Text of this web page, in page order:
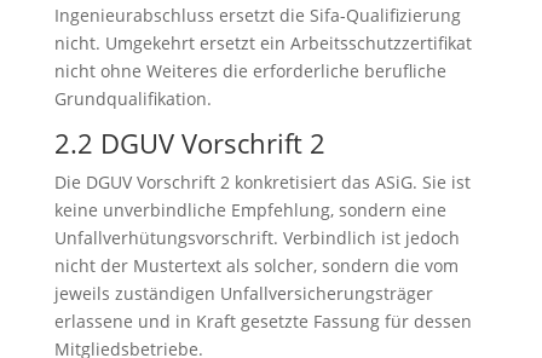
Ingenieurabschluss ersetzt die Sifa-Qualifizierung
nicht. Umgekehrt ersetzt ein Arbeitsschutzzertifikat
nicht ohne Weiteres die erforderliche berufliche
Grundqualifikation.
2.2 DGUV Vorschrift 2
Die DGUV Vorschrift 2 konkretisiert das ASiG. Sie ist
keine unverbindliche Empfehlung, sondern eine
Unfallverhütungsvorschrift. Verbindlich ist jedoch
nicht der Mustertext als solcher, sondern die vom
jeweils zuständigen Unfallversicherungsträger
erlassene und in Kraft gesetzte Fassung für dessen
Mitgliedsbetriebe.